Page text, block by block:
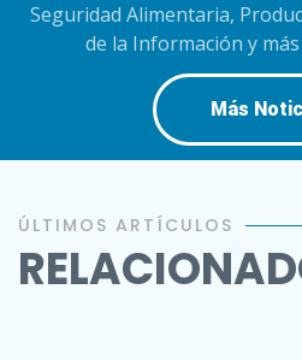
Seguridad Alimentaria,
de la Información y
Más
ÚLTIMOS ARTÍCULOS